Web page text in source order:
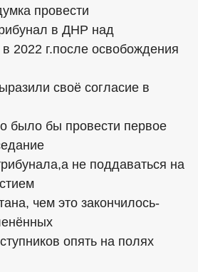
провести
в ДНР над
2022 г.после освобождения
своё согласие в
было бы провести первое
не поддаваться на
чем это закончилось-
опять на полях